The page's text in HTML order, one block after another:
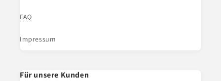
FAQ
Impressum
Für unsere Kunden